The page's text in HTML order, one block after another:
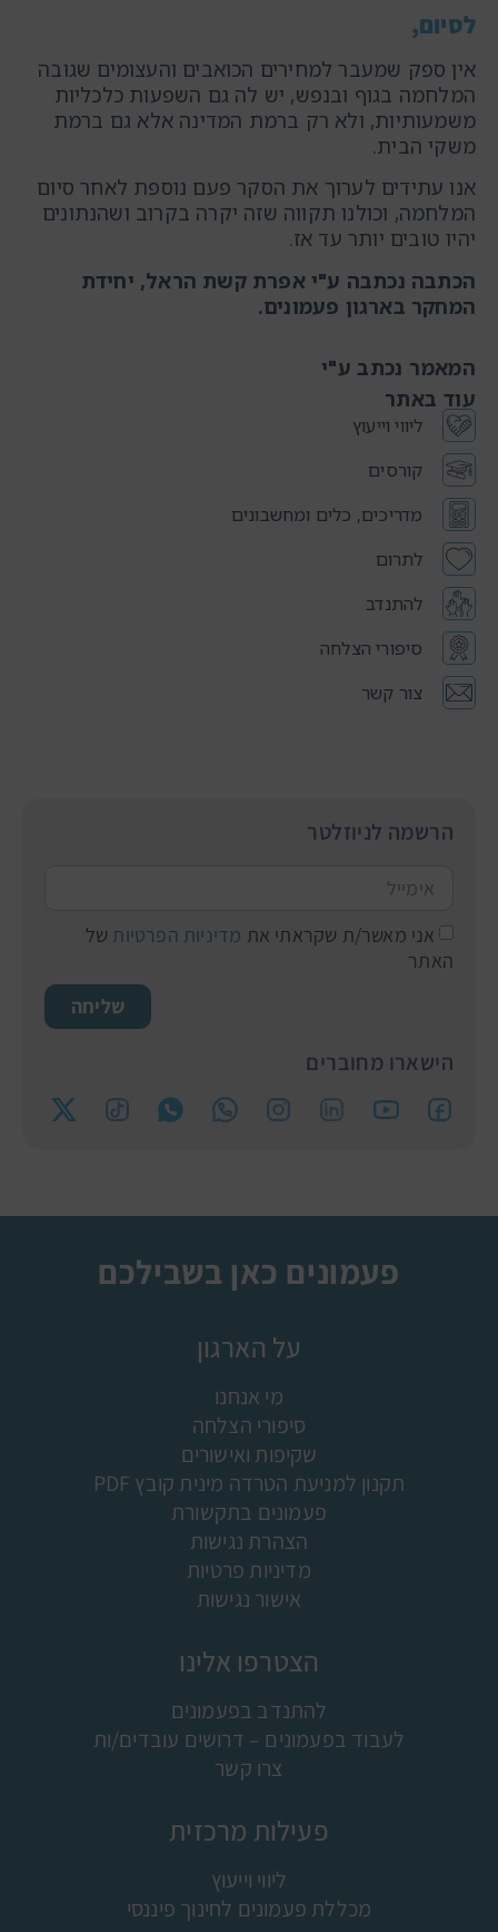
המאמר נכתב ע"י
עוד באתר
ליווי וייעוץ
קורסים
מדריכים, כלים ומחשבונים
לתרום
להתנדב
סיפורי הצלחה
צור קשר
לסיום,
אין ספק שמעבר למחירים הכואבים והעצומים שגובה
המלחמה בגוף ובנפש, יש לה גם השפעות כלכליות
משמעותיות, ולא רק ברמת המדינה אלא גם ברמת
משקי הבית.
אנו עתידים לערוך את הסקר פעם נוספת לאחר סיום
המלחמה, וכולנו תקווה שזה יקרה בקרוב ושהנתונים
יהיו טובים יותר עד אז.
הכתבה נכתבה ע"י אפרת קשת הראל, יחידת
המחקר בארגון פעמונים.
הרשמה לניוזלטר
אני מאשר/ת שקראתי את מדיניות הפרטיות של
האתר
שליחה
הישארו מחוברים
פעמונים כאן בשבילכם
על הארגון
מי אנחנו
סיפורי הצלחה
שקיפות ואישורים
תקנון למניעת הטרדה מינית קובץ PDF
פעמונים בתקשורת
הצהרת נגישות
מדיניות פרטיות
אישור נגישות
הצטרפו אלינו
להתנדב בפעמונים
לעבוד בפעמונים – דרושים עובדים/ות
צרו קשר
פעילות מרכזית
ליווי וייעוץ
מכללת פעמונים לחינוך פיננסי